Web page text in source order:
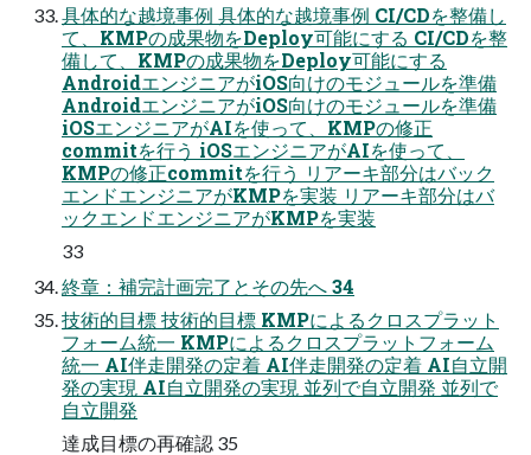
具体的な越境事例 具体的な越境事例 CI/CDを整備し
て、KMPの成果物をDeploy可能にする CI/CDを整
備して、KMPの成果物をDeploy可能にする
AndroidエンジニアがiOS向けのモジュールを準備
AndroidエンジニアがiOS向けのモジュールを準備
iOSエンジニアがAIを使って、KMPの修正
commitを行う iOSエンジニアがAIを使って、
KMPの修正commitを行う リアーキ部分はバック
エンドエンジニアがKMPを実装 リアーキ部分はバ
ックエンドエンジニアがKMPを実装
33
終章：補完計画完了とその先へ 34
技術的目標 技術的目標 KMPによるクロスプラット
フォーム統一 KMPによるクロスプラットフォーム
統一 AI伴走開発の定着 AI伴走開発の定着 AI自立開
発の実現 AI自立開発の実現 並列で自立開発 並列で
自立開発
達成目標の再確認 35